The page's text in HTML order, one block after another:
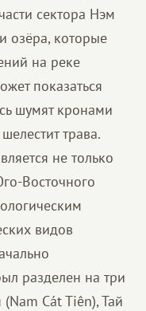
сектора Нэм
озёра, которые
на реке
показаться
шумят кронами
трава.
не только
Восточного
видов
разделен на три
Cát Tiên), Тай